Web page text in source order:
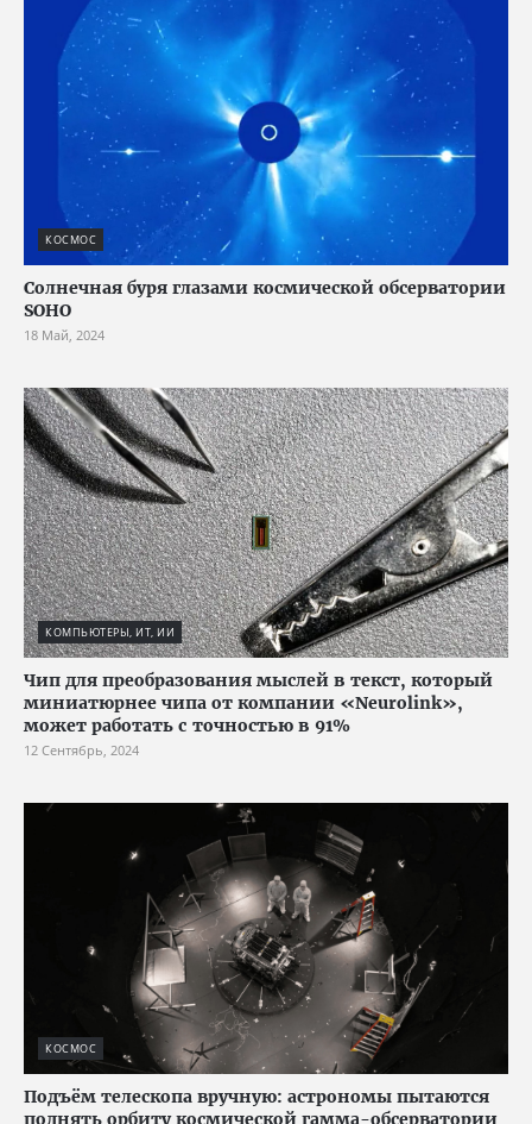
КОСМОС
Солнечная буря глазами космической обсерватории
SOHO
18 Май, 2024
КОМПЬЮТЕРЫ, ИТ, ИИ
Чип для преобразования мыслей в текст, который
миниатюрнее чипа от компании «Neurolink»,
может работать с точностью в 91%
12 Сентябрь, 2024
КОСМОС
Подъём телескопа вручную: астрономы пытаются
поднять орбиту космической гамма-обсерватории